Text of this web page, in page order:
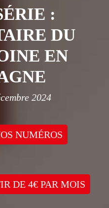
:
DU
EN
2024
NUMÉROS
DE 4€ PAR MOIS